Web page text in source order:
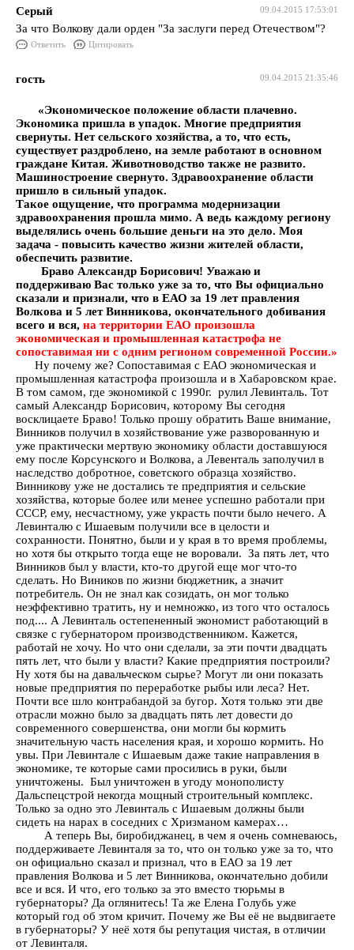
09.04.2015 17:53:01
Серый
За что Волкову дали орден "За заслуги перед Отечеством"?
Ответить Цитировать
09.04.2015 21:35:46
гость
«Экономическое положение области плачевно.
Экономика пришла в упадок. Многие предприятия
свернуты. Нет сельского хозяйства, а то, что есть,
существует раздроблено, на земле работают в основном
граждане Китая. Животноводство также не развито.
Машиностроение свернуто. Здравоохранение области
пришло в сильный упадок.
Такое ощущение, что программа модернизации
здравоохранения прошла мимо. А ведь каждому региону
выделялись очень большие деньги на это дело. Моя
задача - повысить качество жизни жителей области,
обеспечить развитие.
Браво Александр Борисович! Уважаю и
поддерживаю Вас только уже за то, что Вы официально
сказали и признали, что в ЕАО за 19 лет правления
Волкова и 5 лет Винникова, окончательного добивания
всего и вся, на территории ЕАО произошла
экономическая и промышленная катастрофа не
сопоставимая ни с одним регионом современной России.»
Ну почему же? Сопоставимая с ЕАО экономическая и
промышленная катастрофа произошла и в Хабаровском крае.
В том самом, где экономикой с 1990г. рулил Левинталь. Тот
самый Александр Борисович, которому Вы сегодня
восклицаете Браво! Только прошу обратить Ваше внимание,
Винников получил в хозяйствование уже разворованную и
уже практически мертвую экономику области доставшуюся
ему после Корсунского и Волкова, а Левенталь заполучил в
наследство добротное, советского образца хозяйство.
Винникову уже не достались те предприятия и сельские
хозяйства, которые более или менее успешно работали при
СССР, ему, несчастному, уже украсть почти было нечего. А
Левинталю с Ишаевым получили все в целости и
сохранности. Понятно, были и у края в то время проблемы,
но хотя бы открыто тогда еще не воровали. За пять лет, что
Винников был у власти, кто-то другой еще мог что-то
сделать. Но Виников по жизни бюджетник, а значит
потребитель. Он не знал как созидать, он мог только
неэффективно тратить, ну и немножко, из того что осталось
под.... А Левинталь остепененный экономист работающий в
связке с губернатором производственником. Кажется,
работай не хочу. Но что они сделали, за эти почти двадцать
пять лет, что были у власти? Какие предприятия построили?
Ну хотя бы на давальческом сырье? Могут ли они показать
новые предприятия по переработке рыбы или леса? Нет.
Почти все шло контрабандой за бугор. Хотя только эти две
отрасли можно было за двадцать пять лет довести до
современного совершенства, они могли бы кормить
значительную часть населения края, и хорошо кормить. Но
увы. При Левинтале с Ишаевым даже такие направления в
экономике, те которые сами просились в руки, были
уничтожены. Был уничтожен в угоду монополисту
Дальспецстрой некогда мощный строительный комплекс.
Только за одно это Левинталь с Ишаевым должны были
сидеть на нарах в соседних с Хризманом камерах…
А теперь Вы, биробиджанец, в чем я очень сомневаюсь,
поддерживаете Левинталя за то, что он только уже за то, что
он официально сказал и признал, что в ЕАО за 19 лет
правления Волкова и 5 лет Винникова, окончательно добили
все и вся. И что, его только за это вместо тюрьмы в
губернаторы? Да оглянитесь! Та же Елена Голубь уже
который год об этом кричит. Почему же Вы её не выдвигаете
в губернаторы? У неё хотя бы репутация чистая, в отличии
от Левинталя.